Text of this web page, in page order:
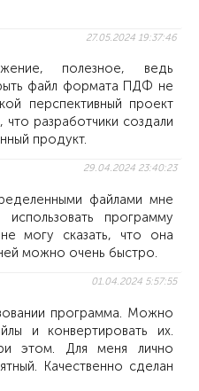
27.05.2024 19:37:46
полезное, ведь
файл формата ПДФ не
перспективный проект
разработчики создали
продукт.
29.04.2024 23:40:23
файлами мне
использовать программу
могу сказать, что она
можно очень быстро.
01.04.2024 5:57:55
программа. Можно
и конвертировать их.
этом. Для меня лично
Качественно сделан